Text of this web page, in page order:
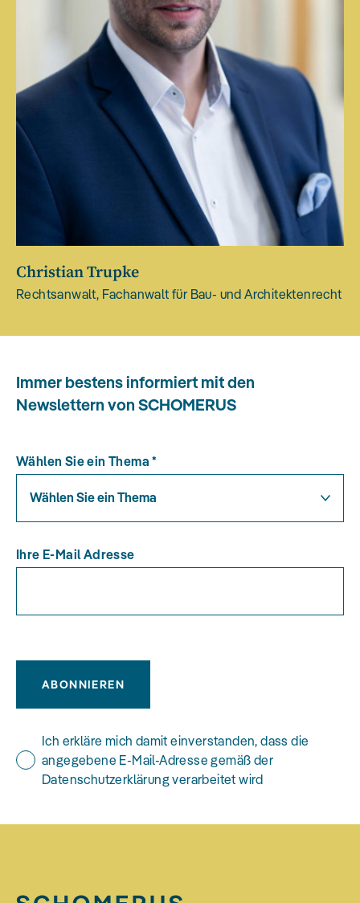
Christian Trupke
Rechtsanwalt, Fachanwalt für Bau- und Architektenrecht
Immer bestens informiert mit den
Newslettern von SCHOMERUS
Wählen Sie ein Thema *
Wählen Sie ein Thema
Ihre E-Mail Adresse
ABONNIEREN
Ich erkläre mich damit einverstanden, dass die
angegebene E-Mail-Adresse gemäß der
Datenschutzerklärung verarbeitet wird